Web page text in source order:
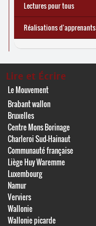
Lectures pour tous
Réalisations d’apprenants
Lire et Écrire
Le Mouvement
Brabant wallon
Bruxelles
Centre Mons Borinage
Charleroi Sud-Hainaut
Communauté française
Liège Huy Waremme
Luxembourg
Namur
Verviers
Wallonie
Wallonie picarde